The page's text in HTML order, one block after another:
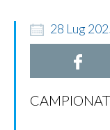
28 Lug